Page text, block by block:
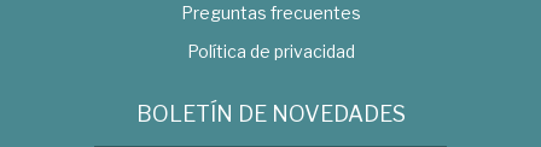
Preguntas frecuentes
Política de privacidad
BOLETÍN DE NOVEDADES